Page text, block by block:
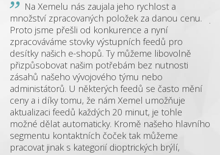
Na Xemelu nás zaujala jeho rychlost a
množství zpracovaných položek za danou cenu.
Proto jsme přešli od konkurence a nyní
zpracováváme stovky výstupních feedů pro
desítky našich e-shopů. Ty můžeme libovolně
přizpůsobovat našim potřebám bez nutnosti
zásahů našeho vývojového týmu nebo
administátorů. U některých feedů se často mění
ceny a i díky tomu, že nám Xemel umožňuje
aktualizaci feedů každých 20 minut, je tohle
možné dělat automaticky. Kromě našeho hlavního
segmentu kontaktních čoček tak můžeme
pracovat jinak s kategorií dioptrických brýlí,